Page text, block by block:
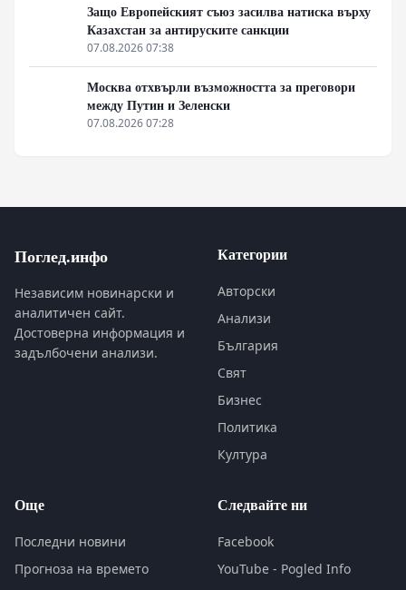
Защо Европейският съюз засилва натиска върху
Казахстан за антируските санкции
07.08.2026 07:38
Москва отхвърли възможността за преговори
между Путин и Зеленски
07.08.2026 07:28
Поглед.инфо
Независим новинарски и
аналитичен сайт.
Достоверна информация и
задълбочени анализи.
Категории
Авторски
Анализи
България
Свят
Бизнес
Политика
Култура
Още
Последни новини
Прогноза на времето
Следвайте ни
Facebook
YouTube - Pogled Info